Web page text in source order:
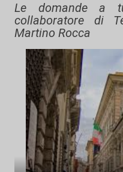
Le domande a
collaboratore di
Martino Rocca